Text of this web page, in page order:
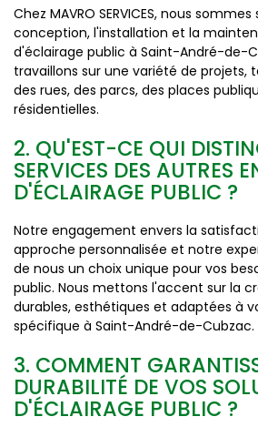
Chez MAVRO SERVICES, nous
conception, l'installation et la
d'éclairage public à Saint-André-de-
travaillons sur une variété de projets,
des rues, des parcs, des places
résidentielles.
2. QU'EST-CE QUI
SERVICES DES AUTRES
D'ÉCLAIRAGE PUBLIC ?
Notre engagement envers la
approche personnalisée et notre
de nous un choix unique pour vos
public. Nous mettons l'accent sur la
durables, esthétiques et adaptées à
spécifique à Saint-André-de-Cubzac.
3. COMMENT
DURABILITÉ DE VOS
D'ÉCLAIRAGE PUBLIC ?